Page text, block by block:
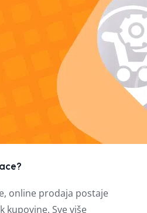
online prodaja postaje
kupovine. Sve više